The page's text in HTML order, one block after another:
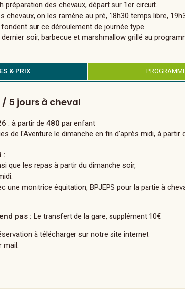
préparation des chevaux, départ sur 1er circuit.
chevaux, on les ramène au pré, 18h30 temps libre,
sur ce déroulement de journée type.
soir, barbecue et marshmallow grillé au
& PRIX
5 jours à cheval
: à partir de480 par enfant
de l'Aventure le dimanche en fin d’après midi, à partir
:
que les repas à partir du dimanche soir,
une monitrice équitation, BPJEPS pour la partie à
pas : Le transfert de la gare, supplément 10€
à télécharger sur notre site internet.
mail.